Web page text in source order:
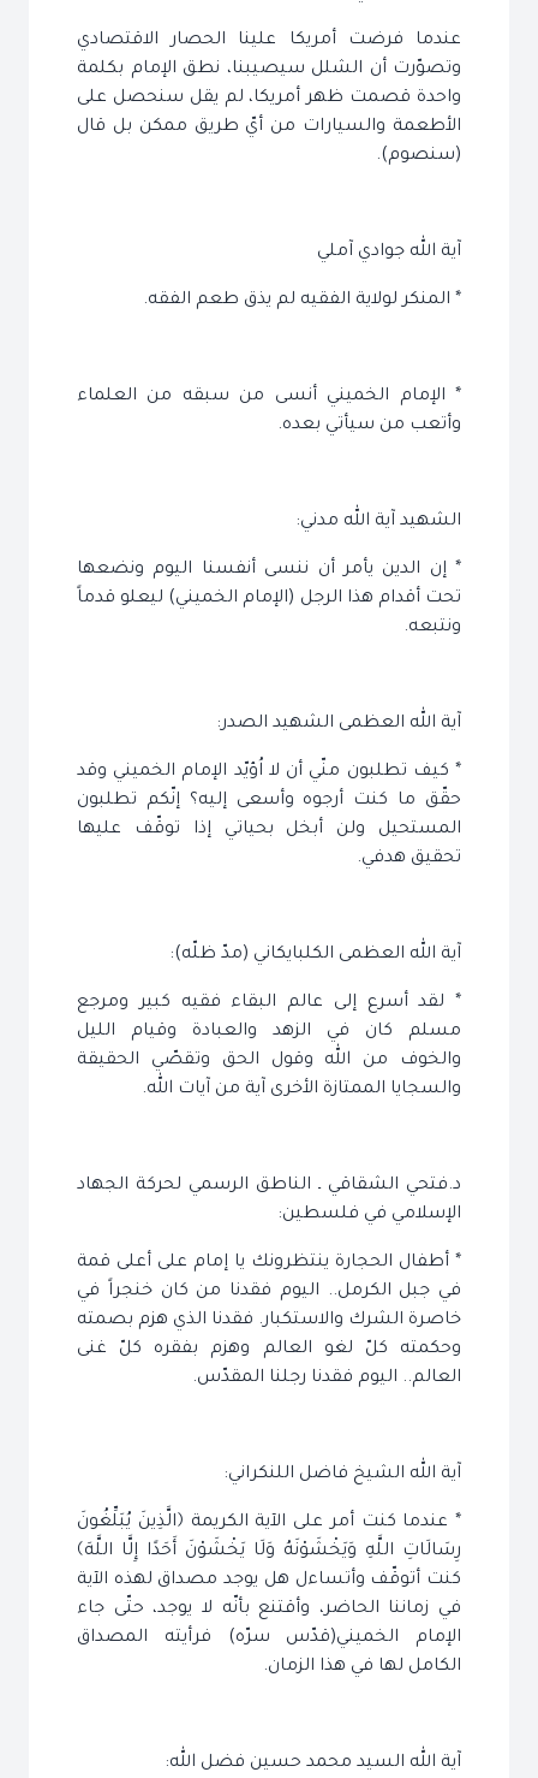
عندما فرضت أمريكا علينا الحصار الاقتصادي
وتصوّرت أن الشلل سيصيبنا، نطق الإمام بكلمة
واحدة قصمت ظهر أمريكا، لم يقل سنحصل على
الأطعمة والسيارات من أيّ طريق ممكن بل قال
(سنصوم).
آية الله جوادي آملي
* المنكر لولاية الفقيه لم يذق طعم الفقه.
* الإمام الخميني أنسى من سبقه من العلماء
وأتعب من سيأتي بعده.
الشهيد آية الله مدني:
* إن الدين يأمر أن ننسى أنفسنا اليوم ونضعها
تحت أقدام هذا الرجل (الإمام الخميني) ليعلو قدماً
ونتبعه.
آية الله العظمى الشهيد الصدر:
* كيف تطلبون منّي أن لا اُؤيّد الإمام الخميني وقد
حقّق ما كنت أرجوه وأسعى إليه؟ إنّكم تطلبون
المستحيل ولن أبخل بحياتي إذا توقّف عليها
تحقيق هدفي.
آية الله العظمى الكلبايكاني (مدّ ظلّه):
* لقد أسرع إلى عالم البقاء فقيه كبير ومرجع
مسلم كان في الزهد والعبادة وقيام الليل
والخوف من الله وقول الحق وتقصّي الحقيقة
والسجايا الممتازة الأخرى آية من آيات الله.
د.فتحي الشقاقي ـ الناطق الرسمي لحركة الجهاد
الإسلامي في فلسطين:
* أطفال الحجارة ينتظرونك يا إمام على أعلى قمة
في جبل الكرمل.. اليوم فقدنا من كان خنجراً في
خاصرة الشرك والاستكبار. فقدنا الذي هزم بصمته
وحكمته كلّ لغو العالم وهزم بفقره كلّ غنى
العالم.. اليوم فقدنا رجلنا المقدّس.
آية الله الشيخ فاضل اللنكراني:
* عندما كنت أمر على الآية الكريمة ﴿الَّذِينَ يُبَلِّغُونَ
رِسَالَاتِ اللَّهِ وَيَخْشَوْنَهُ وَلَا يَخْشَوْنَ أَحَدًا إِلَّا اللَّهَ﴾
كنت أتوقّف وأتساءل هل يوجد مصداق لهذه الآية
في زماننا الحاضر، وأقتنع بأنّه لا يوجد، حتّى جاء
الإمام الخميني(قدّس سرّه) فرأيته المصداق
الكامل لها في هذا الزمان.
آية الله السيد محمد حسين فضل الله: